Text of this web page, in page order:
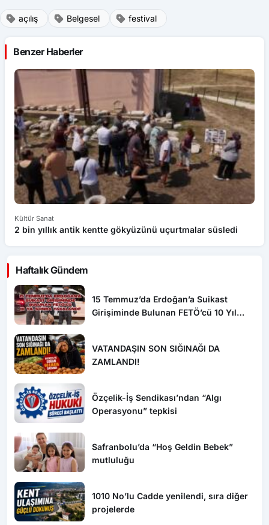
açılış Belgesel festival
Benzer Haberler
Kültür Sanat
2 bin yıllık antik kentte gökyüzünü uçurtmalar süsledi
Haftalık Gündem
15 Temmuz’da Erdoğan’a Suikast
Girişiminde Bulunan FETÖ’cü 10 Yıl
VATANDAŞIN SON SIĞINAĞI DA
ZAMLANDI!
Özçelik-İş Sendikası’ndan “Algı
Operasyonu” tepkisi
Safranbolu’da “Hoş Geldin Bebek”
mutluluğu
1010 No’lu Cadde yenilendi, sıra diğer
projelerde